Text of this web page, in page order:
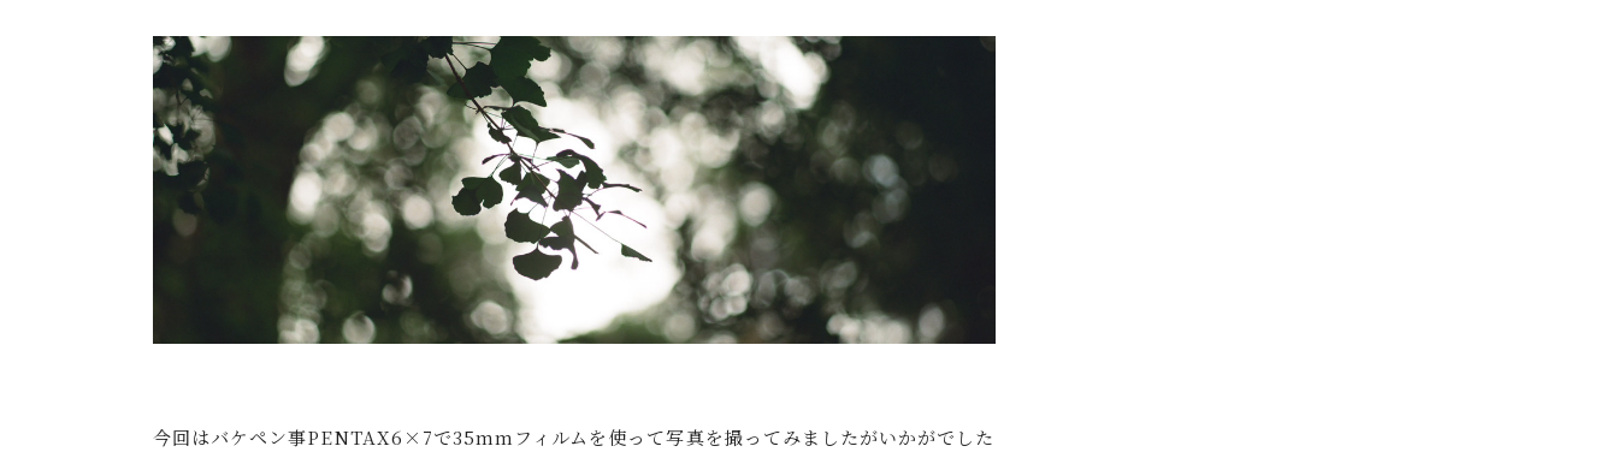
今回はバケペン事PENTAX6×7で35mmフィルムを使って写真を撮ってみましたがいかがでした